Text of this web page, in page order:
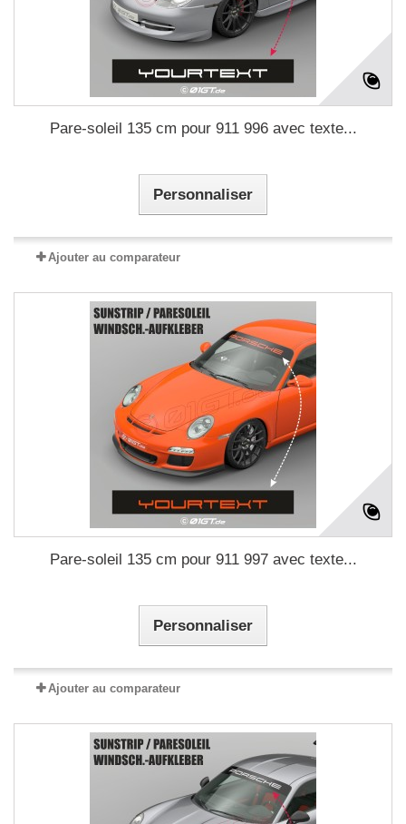
Pare-soleil 135 cm pour 911 996 avec texte...
Personnaliser
Ajouter au comparateur
Pare-soleil 135 cm pour 911 997 avec texte...
Personnaliser
Ajouter au comparateur